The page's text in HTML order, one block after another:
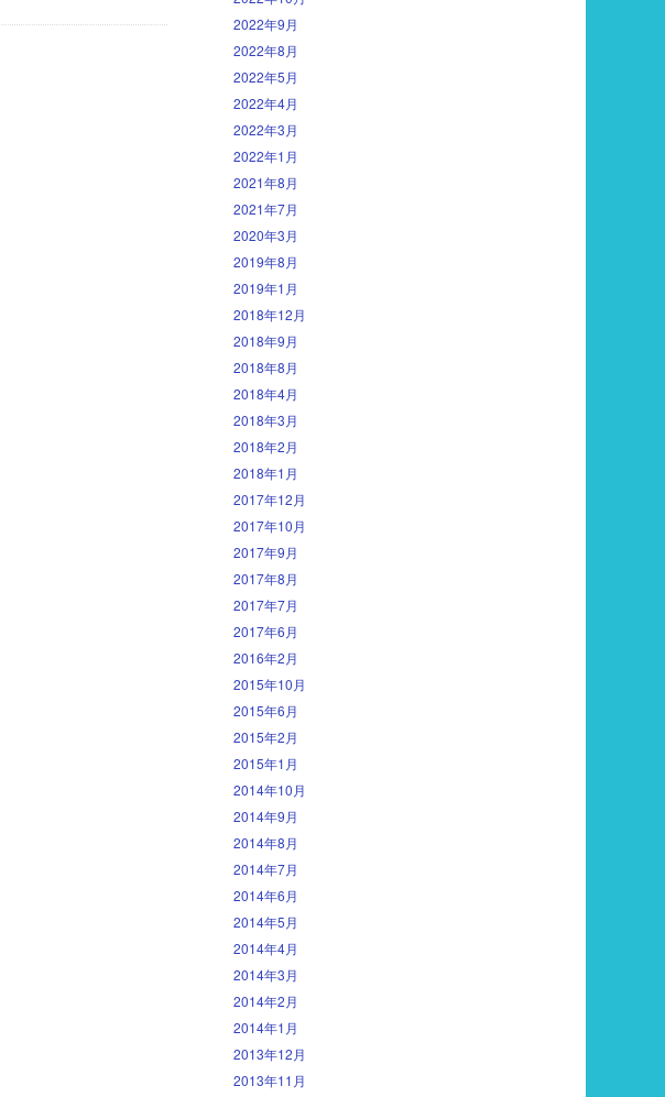
2022年9月
2022年8月
2022年5月
2022年4月
2022年3月
2022年1月
2021年8月
2021年7月
2020年3月
2019年8月
2019年1月
2018年12月
2018年9月
2018年8月
2018年4月
2018年3月
2018年2月
2018年1月
2017年12月
2017年10月
2017年9月
2017年8月
2017年7月
2017年6月
2016年2月
2015年10月
2015年6月
2015年2月
2015年1月
2014年10月
2014年9月
2014年8月
2014年7月
2014年6月
2014年5月
2014年4月
2014年3月
2014年2月
2014年1月
2013年12月
2013年11月